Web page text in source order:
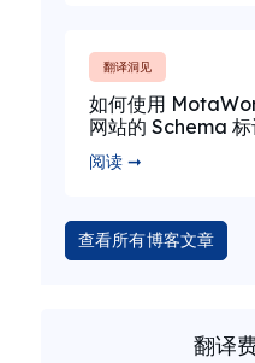
翻译洞见
如何使用
网站的 Schema
阅读 ➞
查看所有博客文章
翻译